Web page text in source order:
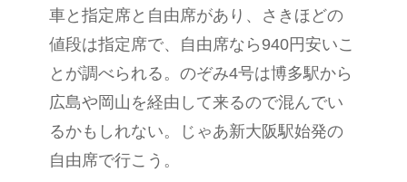
車と指定席と自由席があり、さきほどの
値段は指定席で、自由席なら940円安いこ
とが調べられる。のぞみ4号は博多駅から
広島や岡山を経由して来るので混んでい
るかもしれない。じゃあ新大阪駅始発の
自由席で行こう。